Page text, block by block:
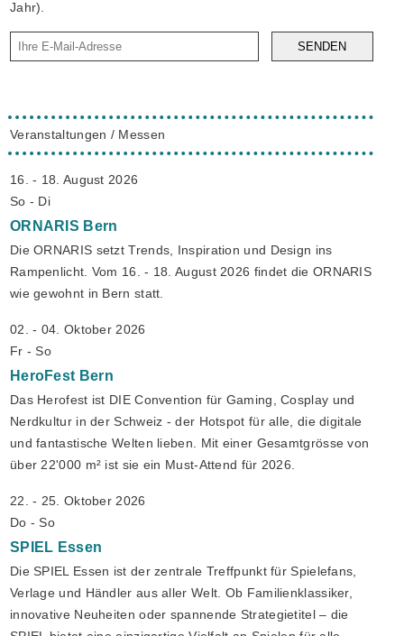
Jahr).
SENDEN
Veranstaltungen / Messen
16. - 18. August 2026
So - Di
ORNARIS Bern
Die ORNARIS setzt Trends, Inspiration und Design ins
Rampenlicht. Vom 16. - 18. August 2026 findet die ORNARIS
wie gewohnt in Bern statt.
02. - 04. Oktober 2026
Fr - So
HeroFest Bern
Das Herofest ist DIE Convention für Gaming, Cosplay und
Nerdkultur in der Schweiz - der Hotspot für alle, die digitale
und fantastische Welten lieben. Mit einer Gesamtgrösse von
über 22'000 m² ist sie ein Must-Attend für 2026.
22. - 25. Oktober 2026
Do - So
SPIEL Essen
Die SPIEL Essen ist der zentrale Treffpunkt für Spielefans,
Verlage und Händler aus aller Welt. Ob Familienklassiker,
innovative Neuheiten oder spannende Strategietitel – die